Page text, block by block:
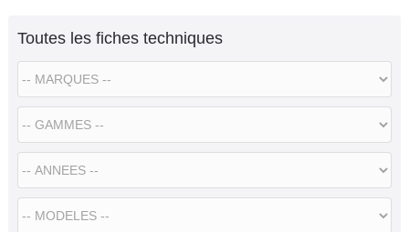
Toutes les fiches techniques